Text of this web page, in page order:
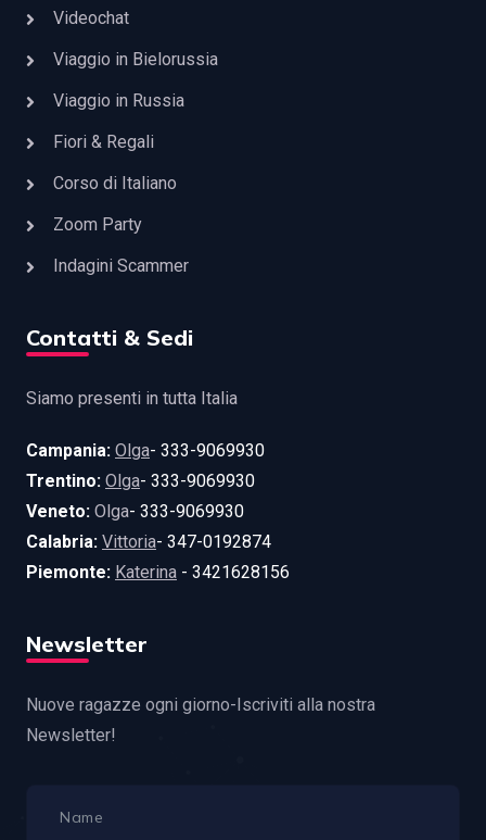
Videochat
Viaggio in Bielorussia
Viaggio in Russia
Fiori & Regali
Corso di Italiano
Zoom Party
Indagini Scammer
Contatti & Sedi
Siamo presenti in tutta Italia
Campania: Olga- 333-9069930
Trentino: Olga- 333-9069930
Veneto: Olga- 333-9069930
Calabria: Vittoria- 347-0192874
Piemonte: Katerina - 3421628156
Newsletter
Nuove ragazze ogni giorno-Iscriviti alla nostra
Newsletter!